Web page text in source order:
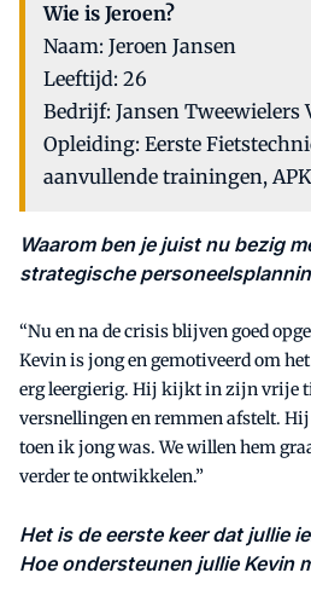
Wie is Jeroen?
Naam: Jeroen Jansen
Leeftijd: 26
Bedrijf: Jansen Tweewielers
Opleiding: Eerste
aanvullende trainingen,
Waarom ben je juist nu bezig
strategische
“Nu en na de crisis blijven goed
Kevin is jong en gemotiveerd om
erg leergierig. Hij kijkt in zijn vrije
versnellingen en remmen afstelt.
toen ik jong was. We willen hem
verder te ontwikkelen.”
Het is de eerste keer dat jullie
Hoe ondersteunen jullie Kevin